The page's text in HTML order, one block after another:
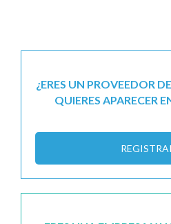
¿ERES UN PROVEEDOR
QUIERES APARECER